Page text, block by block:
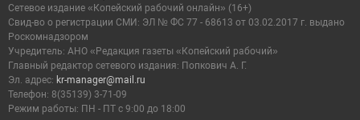
Сетевое издание «Копейский рабочий онлайн» (16+)
Cвид-во о регистрации СМИ: ЭЛ № ФС 77 - 68613 от 03.02.2017 г. выдано
Роскомнадзором
Учредитель: АНО «Редакция газеты «Копейский рабочий»
Главный редактор сетевого издания: Попкович А. Г.
Эл. адрес: kr-manager@mail.ru
Телефон: 8(35139) 3-71-09
Режим работы: ПН - ПТ с 9:00 до 18:00